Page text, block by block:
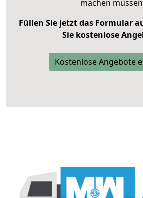
machen
Füllen Sie jetzt das Formular
Sie kostenlose
Kostenlose Angebote